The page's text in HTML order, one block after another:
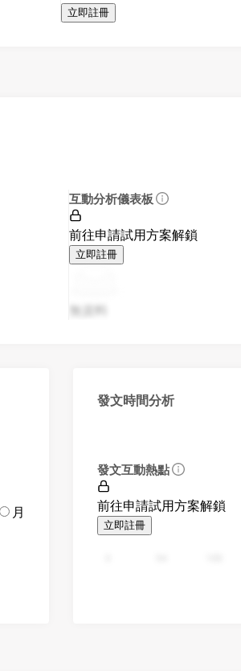
立即註冊
互動分析儀表板
前往申請試用方案解鎖
立即註冊
無資料
月
發文時間分析
發文互動熱點
前往申請試用方案解鎖
立即註冊